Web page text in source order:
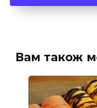
Вам також